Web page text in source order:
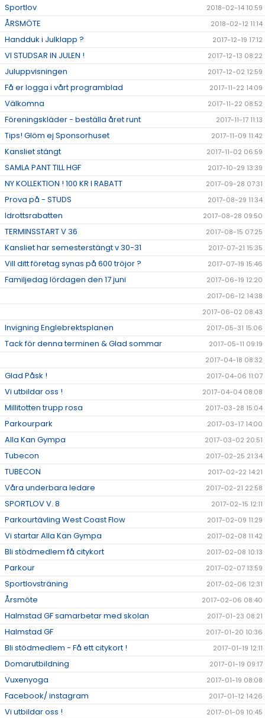
Sportlov 2018-02-14 10:59
ÅRSMÖTE 2018-02-12 11:14
Handduk i Julklapp ? 2017-12-19 17:12
VI STUDSAR IN JULEN ! 2017-12-13 08:22
Juluppvisningen 2017-12-02 12:59
Få er logga i vårt programblad 2017-11-22 14:09
Välkomna 2017-11-22 08:52
Föreningskläder - beställa året runt 2017-11-17 11:13
Tips! Glöm ej Sponsorhuset 2017-11-09 11:42
Kansliet stängt 2017-11-02 06:59
SAMLA PANT TILL HGF 2017-10-29 13:39
NY KOLLEKTION ! 100 KR I RABATT 2017-09-28 07:31
Prova på - STUDS 2017-08-29 11:34
Idrottsrabatten 2017-08-28 09:50
TERMINSSTART V 36 2017-08-15 07:25
Kansliet har semesterstängt v 30-31 2017-07-21 15:35
Vill ditt företag synas på 600 tröjor ? 2017-07-19 15:46
Familjedag lördagen den 17 juni
2017-06-19 12:20
2017-06-12 14:38
2017-06-02 08:43
Invigning Englebrektsplanen 2017-05-31 15:06
Tack för denna terminen & Glad sommar
2017-05-11 09:19
2017-04-18 08:32
Glad Påsk ! 2017-04-06 11:07
Vi utbildar oss ! 2017-04-04 08:08
Millitotten trupp rosa 2017-03-28 15:04
Parkourpark 2017-03-17 14:00
Alla Kan Gympa 2017-03-02 20:51
Tubecon 2017-02-25 21:34
TUBECON 2017-02-22 14:21
Våra underbara ledare 2017-02-21 22:58
SPORTLOV V. 8 2017-02-15 12:11
Parkourtävling West Coast Flow 2017-02-09 11:29
Vi startar Alla Kan Gympa 2017-02-08 11:42
Bli stödmedlem få citykort 2017-02-08 10:13
Parkour 2017-02-07 13:59
Sportlovsträning 2017-02-06 12:31
Årsmöte 2017-02-06 08:40
Halmstad GF samarbetar med skolan 2017-01-23 08:21
Halmstad GF 2017-01-20 10:36
Bli stödmedlem - Få ett citykort ! 2017-01-19 12:11
Domarutbildning 2017-01-19 09:17
Vuxenyoga 2017-01-19 08:08
Facebook/ instagram 2017-01-12 14:26
Vi utbildar oss ! 2017-01-09 10:45